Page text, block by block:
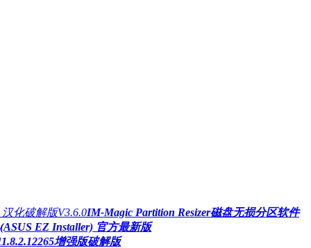
IM-Magic Partition Resizer磁盘无损分区软件
EZ Installer) 官方最新版
增强版破解版